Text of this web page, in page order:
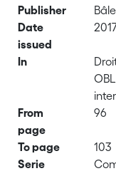
Publisher
Date
issued
In
From
page
96
To page
103
Serie